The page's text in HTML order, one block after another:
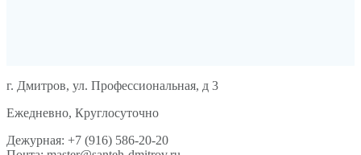
г. Дмитров, ул. Профессиональная, д 3
Ежедневно, Круглосуточно
Дежурная: +7 (916) 586-20-20